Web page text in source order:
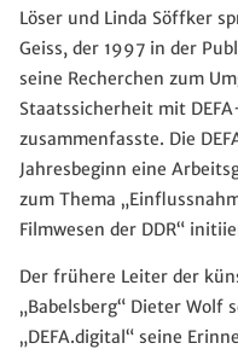
Löser und Linda Söffker
Geiss, der 1997 in der
seine Recherchen zum
Staatssicherheit mit
zusammenfasste. Die
Jahresbeginn eine
zum Thema
Filmwesen der DDR“
Der frühere Leiter der
„Babelsberg“ Dieter Wolf
„DEFA.digital“ seine